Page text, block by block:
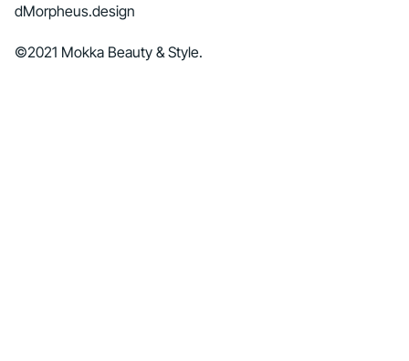
©2021 Mokka Beauty & Style.
dMorpheus.design